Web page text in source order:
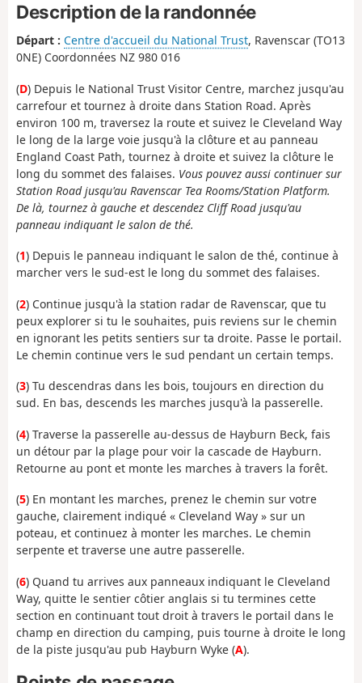
Description de la randonnée
Départ : Centre d'accueil du National Trust, Ravenscar (TO13
0NE) Coordonnées NZ 980 016
(D) Depuis le National Trust Visitor Centre, marchez jusqu'au
carrefour et tournez à droite dans Station Road. Après
environ 100 m, traversez la route et suivez le Cleveland Way
le long de la large voie jusqu'à la clôture et au panneau
England Coast Path, tournez à droite et suivez la clôture le
long du sommet des falaises. Vous pouvez aussi continuer sur
Station Road jusqu'au Ravenscar Tea Rooms/Station Platform.
De là, tournez à gauche et descendez Cliff Road jusqu'au
panneau indiquant le salon de thé.
(1) Depuis le panneau indiquant le salon de thé, continue à
marcher vers le sud-est le long du sommet des falaises.
(2) Continue jusqu'à la station radar de Ravenscar, que tu
peux explorer si tu le souhaites, puis reviens sur le chemin
en ignorant les petits sentiers sur ta droite. Passe le portail.
Le chemin continue vers le sud pendant un certain temps.
(3) Tu descendras dans les bois, toujours en direction du
sud. En bas, descends les marches jusqu'à la passerelle.
(4) Traverse la passerelle au-dessus de Hayburn Beck, fais
un détour par la plage pour voir la cascade de Hayburn.
Retourne au pont et monte les marches à travers la forêt.
(5) En montant les marches, prenez le chemin sur votre
gauche, clairement indiqué « Cleveland Way » sur un
poteau, et continuez à monter les marches. Le chemin
serpente et traverse une autre passerelle.
(6) Quand tu arrives aux panneaux indiquant le Cleveland
Way, quitte le sentier côtier anglais si tu termines cette
section en continuant tout droit à travers le portail dans le
champ en direction du camping, puis tourne à droite le long
de la piste jusqu'au pub Hayburn Wyke (A).